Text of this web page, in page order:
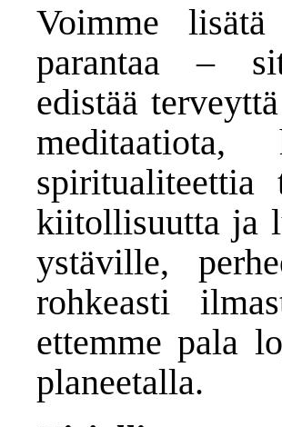
Voimme
parantaa ‒
edistää
meditaatiota,
spiritualiteettia
kiitollisuutta ja
ystäville,
rohkeasti
ettemme pala
planeetalla.